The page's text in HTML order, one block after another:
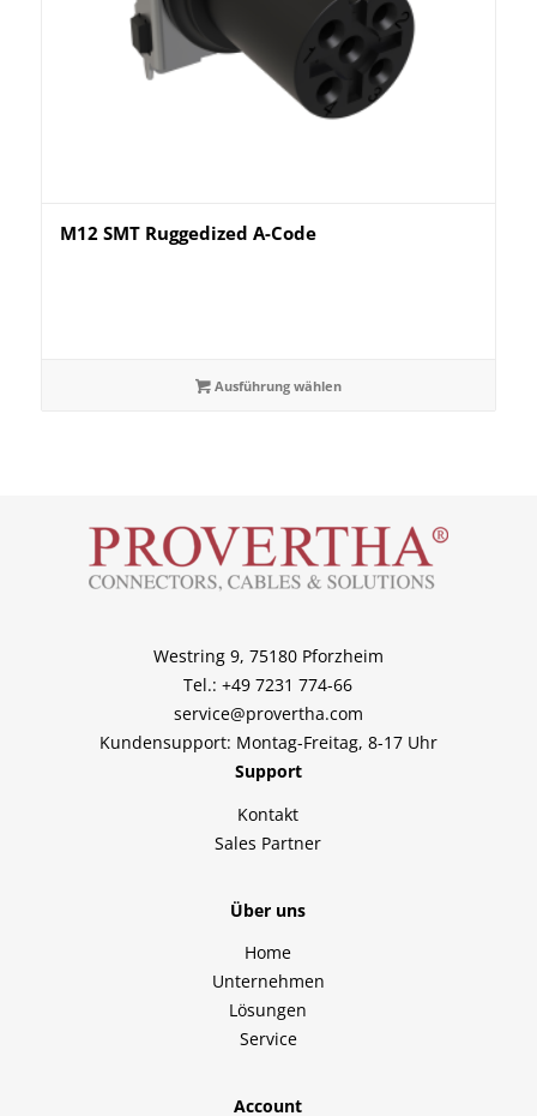
M12 SMT Ruggedized A-Code
Ausführung wählen
Westring 9, 75180 Pforzheim
Tel.: +49 7231 774-66
service@provertha.com
Kundensupport: Montag-Freitag, 8-17 Uhr
Support
Kontakt
Sales Partner
Über uns
Home
Unternehmen
Lösungen
Service
Account